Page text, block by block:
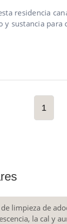
residencia
y sustancia para
1
limpieza de
la cal y